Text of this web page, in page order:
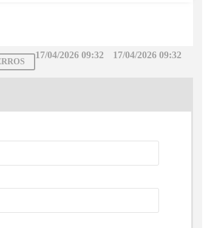
17/04/2026 09:32
17/04/2026 09:32